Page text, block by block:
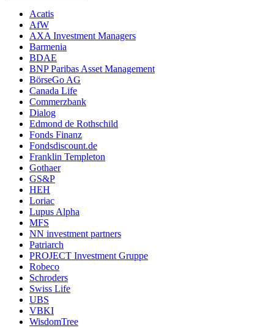
Acatis
AfW
AXA Investment Managers
Barmenia
BDAE
BNP Paribas Asset Management
BörseGo AG
Canada Life
Commerzbank
Dialog
Edmond de Rothschild
Fonds Finanz
Fondsdiscount.de
Franklin Templeton
Gothaer
GS&P
HEH
Loriac
Lupus Alpha
MFS
NN investment partners
Patriarch
PROJECT Investment Gruppe
Robeco
Schroders
Swiss Life
UBS
VBKI
WisdomTree